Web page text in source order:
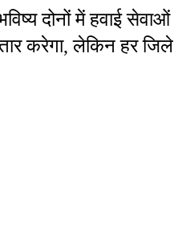
दोनों में हवाई सेवाओं
करेगा, लेकिन हर जिले